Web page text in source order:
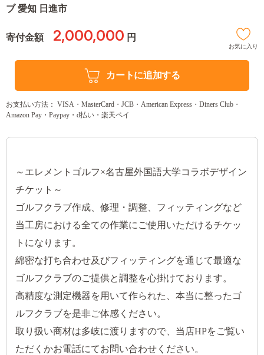
ブ 愛知 日進市
寄付金額 2,000,000 円
お気に入り
カートに追加する
お支払い方法： VISA・MasterCard・JCB・American Express・Diners Club・
Amazon Pay・Paypay・d払い・楽天ペイ
～エレメントゴルフ×名古屋外国語大学コラボデザイン
チケット～
ゴルフクラブ作成、修理・調整、フィッティングなど
当工房における全ての作業にご使用いただけるチケッ
トになります。
綿密な打ち合わせ及びフィッティングを通じて最適な
ゴルフクラブのご提供と調整を心掛けております。
高精度な測定機器を用いて作られた、本当に整ったゴ
ルフクラブを是非ご体感ください。
取り扱い商材は多岐に渡りますので、当店HPをご覧い
ただくかお電話にてお問い合わせください。